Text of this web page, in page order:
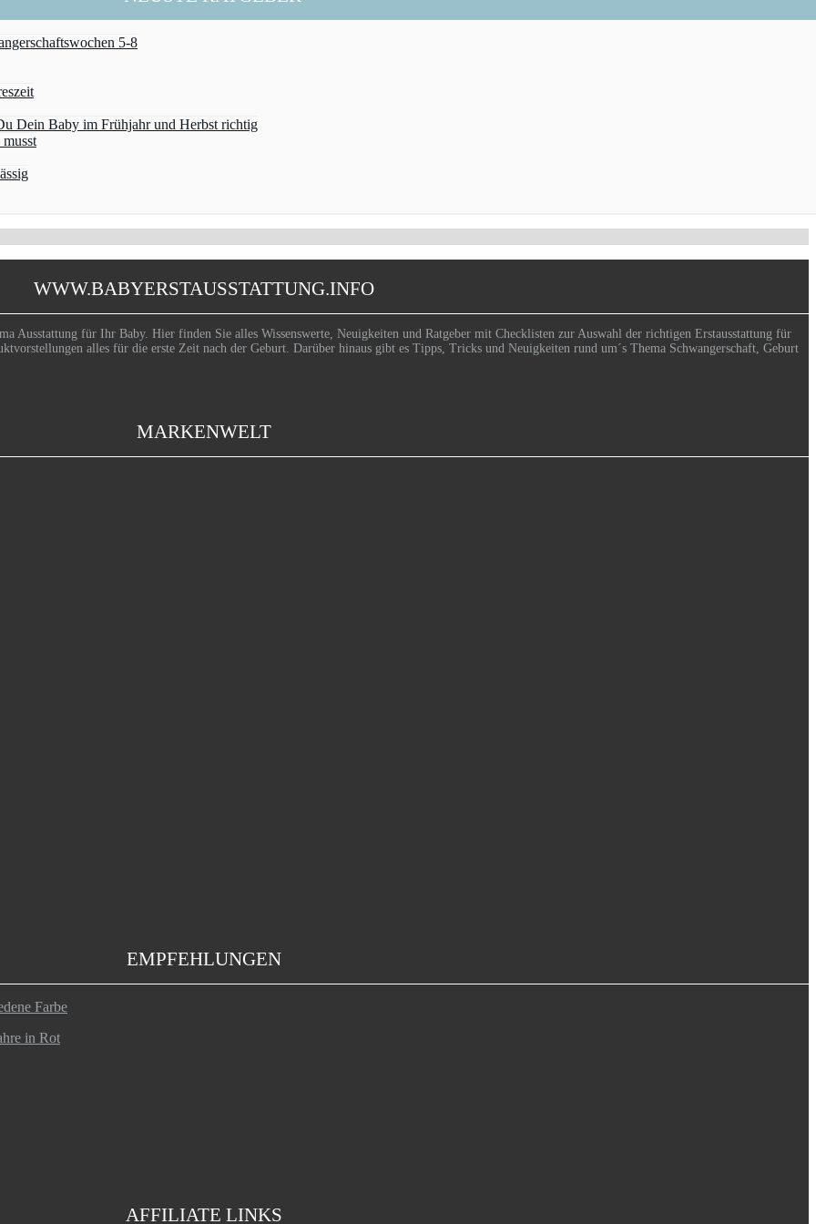
5-8
Dein Baby im Frühjahr und Herbst richtig
WWW.BABYERSTAUSSTATTUNG.INFO
Ausstattung für Ihr Baby. Hier finden Sie alles Wissenswerte, Neuigkeiten und Ratgeber mit Checklisten zur Auswahl der richtigen Erstausstattung für
alles für die erste Zeit nach der Geburt. Darüber hinaus gibt es Tipps, Tricks und Neuigkeiten rund um´s Thema Schwangerschaft, Geburt
MARKENWELT
EMPFEHLUNGEN
Farbe
in Rot
AFFILIATE LINKS